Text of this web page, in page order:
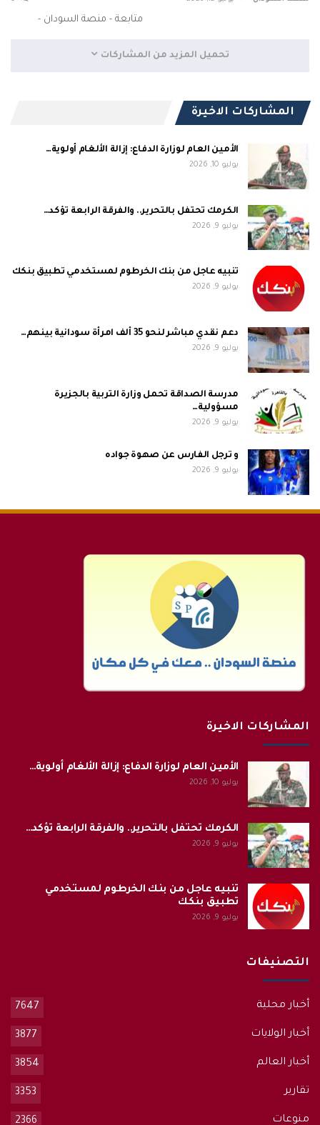
متابعة - منصة السودان -
تحميل المزيد من المشاركات
المشاركات الاخيرة
الأمين العام لوزارة الدفاع: إزالة الألغام أولوية…
يوليو 10, 2026
الكرمك تحتفل بالتحرير.. والفرقة الرابعة تؤكد…
يوليو 9, 2026
تنبيه عاجل من بنك الخرطوم لمستخدمي تطبيق بنكك
يوليو 9, 2026
دعم نقدي مباشر لنحو 35 ألف امرأة سودانية بينهم…
يوليو 9, 2026
مدرسة الصداقة تحمل وزارة التربية بالجزيرة
مسؤولية…
يوليو 9, 2026
و ترجل الفارس عن صهوة جواده
يوليو 9, 2026
المشاركات الاخيرة
الأمين العام لوزارة الدفاع: إزالة الألغام أولوية…
يوليو 10, 2026
الكرمك تحتفل بالتحرير.. والفرقة الرابعة تؤكد…
يوليو 9, 2026
تنبيه عاجل من بنك الخرطوم لمستخدمي
تطبيق بنكك
يوليو 9, 2026
التصنيفات
أخبار محلية 7647
أخبار الولايات 3877
أخبار العالم 3854
تقارير 3353
منوعات 2366